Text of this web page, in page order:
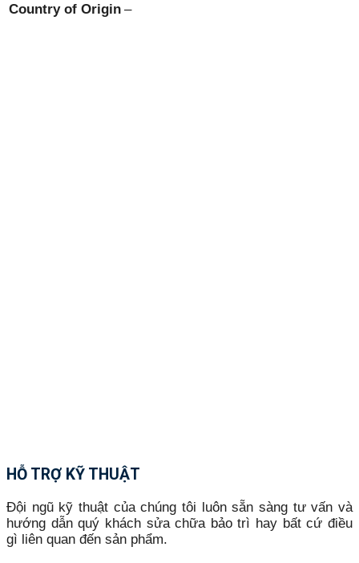
Country of Origin –
HỖ TRỢ KỸ THUẬT
Đội ngũ kỹ thuật của chúng tôi luôn sẵn sàng tư vấn và
hướng dẫn quý khách sửa chữa bảo trì hay bất cứ điều
gì liên quan đến sản phẩm.